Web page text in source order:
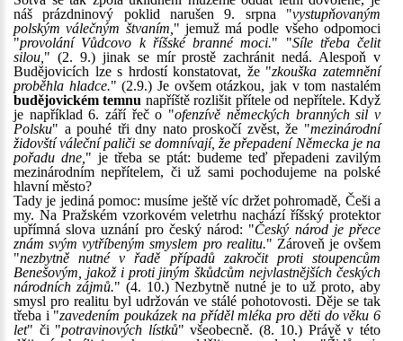
náš prázdninový poklid narušen 9. srpna "vystupňovaným
polským válečným štvaním, " jemuž má podle všeho odpomoci
"provolání Vůdcovo k říšské branné moci." "Síle třeba čelit
silou, " (2. 9.) jinak se mír prostě zachránit nedá. Alespoň v
Budějovicích lze s hrdostí konstatovat, že "zkouška zatemnění
proběhla hladce." (2.9.) Je ovšem otázkou, jak v tom nastalém
budějovickém temnu napříště rozlišit přítele od nepřítele. Když
je například 6. září řeč o "ofenzívě německých branných sil v
Polsku" a pouhé tři dny nato proskočí zvěst, že "mezinárodní
židovští váleční paliči se domnívají, že přepadení Německa je na
pořadu dne, " je třeba se ptát: budeme teď přepadeni zavilým
mezinárodním nepřítelem, či už sami pochodujeme na polské
hlavní město?
Tady je jediná pomoc: musíme ještě víc držet pohromadě, Češi a
my. Na Pražském vzorkovém veletrhu nachází říšský protektor
upřímná slova uznání pro český národ: "Český národ je přece
znám svým vytříbeným smyslem pro realitu." Zároveň je ovšem
"nezbytně nutné v řadě případů zakročit proti stoupencům
Benešovým, jakož i proti jiným škůdcům nejvlastnějších českých
národních zájmů." (4. 10.) Nezbytně nutné je to už proto, aby
smysl pro realitu byl udržován ve stálé pohotovosti. Děje se tak
třeba i "zavedením poukázek na příděl mléka pro děti do věku 6
let" či "potravinových lístků" všeobecně. (8. 10.) Právě v této